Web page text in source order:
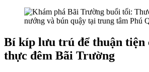
Bí kíp lưu trú để thuận tiện
thực đêm Bãi Trường